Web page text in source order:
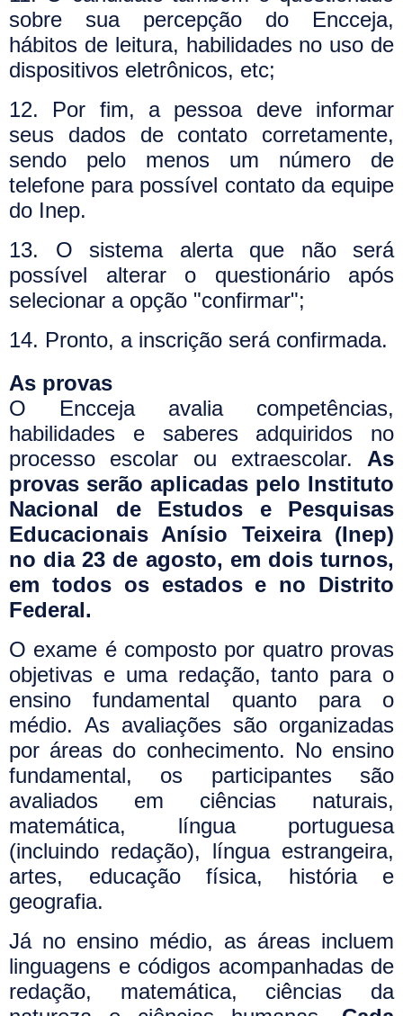
sobre sua percepção do Encceja,
hábitos de leitura, habilidades no uso de
dispositivos eletrônicos, etc;
12. Por fim, a pessoa deve informar
seus dados de contato corretamente,
sendo pelo menos um número de
telefone para possível contato da equipe
do Inep.
13. O sistema alerta que não será
possível alterar o questionário após
selecionar a opção "confirmar";
14. Pronto, a inscrição será confirmada.
As provas
O Encceja avalia competências,
habilidades e saberes adquiridos no
processo escolar ou extraescolar. As
provas serão aplicadas pelo Instituto
Nacional de Estudos e Pesquisas
Educacionais Anísio Teixeira (Inep)
no dia 23 de agosto, em dois turnos,
em todos os estados e no Distrito
Federal.
O exame é composto por quatro provas
objetivas e uma redação, tanto para o
ensino fundamental quanto para o
médio. As avaliações são organizadas
por áreas do conhecimento. No ensino
fundamental, os participantes são
avaliados em ciências naturais,
matemática, língua portuguesa
(incluindo redação), língua estrangeira,
artes, educação física, história e
geografia.
Já no ensino médio, as áreas incluem
linguagens e códigos acompanhadas de
redação, matemática, ciências da